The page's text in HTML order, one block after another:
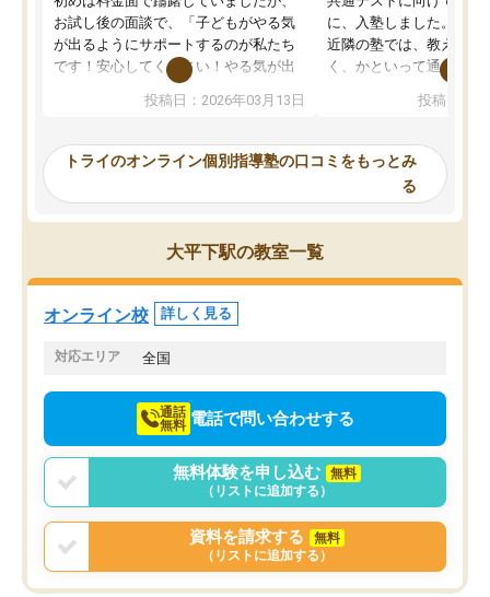
お試し後の面談で、「子どもがやる気
が出るようにサポートするのが私たち
です！安心してください！やる気が出
ないのは私たち講師の責任です」と言
ってくださり、確かに！と考えて、思
ったんですが、学生の先生から学ぶこ
み、徐々に成績が上がったらいいなと
思っていました。何が今足りないのか
を的確に指導いただき、子どももびっ
くりするほど楽しんでやる気を持って
塾を受けています。狙い通り、少しず
つ成績も上がり、苦手意識も無くなっ
てきたので、さらに苦手な数学も追加
でお願いしました。来年の高校受験に
投稿日：2026年03月13日
に、入塾しました。田舎
近隣の塾では、教えても
く、かといって通うには
可能なので本当に助か
らないところをピンポイ
頂いて、とてもわかり
していました。一生を
スト、多少お金がかかっ
投稿日：
トライのオンライン個別指導塾の口コミをもっとみ
る
大平下駅の教室一覧
オンライン校 詳しく見る
対応エリア 全国
通話
無料 電話で問い合わせする
無料体験を申し込む
無料
（リストに追加する）
資料を請求する
無料
（リストに追加する）